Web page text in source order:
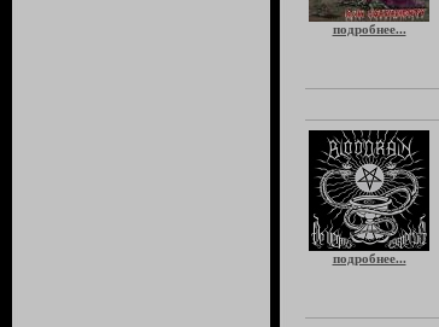
подробнее...
подробнее...